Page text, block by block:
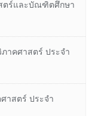
สตร์และบัณฑิตศึกษา
ภาคศาสตร์ ประจํา
าสตร์ ประจํา